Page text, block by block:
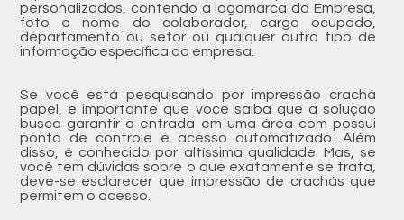
personalizados, contendo a logomarca da Empresa,
foto e nome do colaborador, cargo ocupado,
departamento ou setor ou qualquer outro tipo de
informação específica da empresa.
Se você está pesquisando por impressão crachá
papel, é importante que você saiba que a solução
busca garantir a entrada em uma área com possui
ponto de controle e acesso automatizado. Além
disso, é conhecido por altíssima qualidade. Mas, se
você tem dúvidas sobre o que exatamente se trata,
deve-se esclarecer que impressão de crachás que
permitem o acesso.